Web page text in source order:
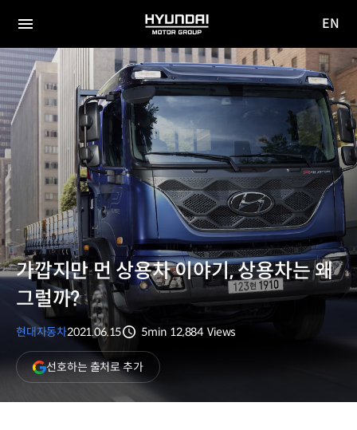
전체
메뉴
HYUNDAI
MOTOR
GROUP
사이
이동
EN
가깝지만 먼 상용차 이야기, 상용차는 왜
그럴까?
현대자동차2021.06.15
5min 12,884 Views
선호하는 출처로 추가(새
창
열림)